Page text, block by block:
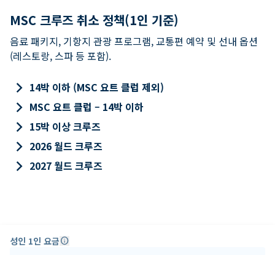
MSC 크루즈 취소 정책(1인 기준)
음료 패키지, 기항지 관광 프로그램, 교통편 예약 및 선내 옵션
(레스토랑, 스파 등 포함).
keyboard_arrow_right 14박 이하 (MSC 요트 클럽 제외)
keyboard_arrow_right MSC 요트 클럽 – 14박 이하
keyboard_arrow_right 15박 이상 크루즈
keyboard_arrow_right 2026 월드 크루즈
keyboard_arrow_right 2027 월드 크루즈
성인 1인 요금info